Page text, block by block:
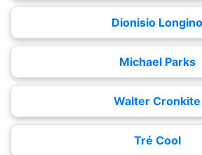
Dionisio Longino
Michael Parks
Walter Cronkite
Tré Cool